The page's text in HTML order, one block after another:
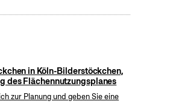
in Köln-Bilderstöckchen,
des Flächennutzungsplanes
zur Planung und geben Sie eine